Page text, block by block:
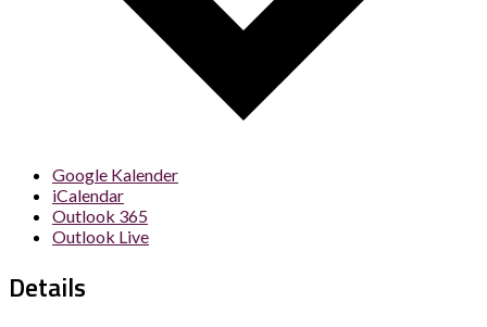
Google Kalender
iCalendar
Outlook 365
Outlook Live
Details